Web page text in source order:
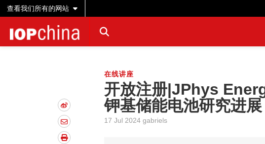
查看我们所有的网站
在线讲座
开放注册|JPhys
钾基储能电池研究进展
17 Jul 2024 gabriels